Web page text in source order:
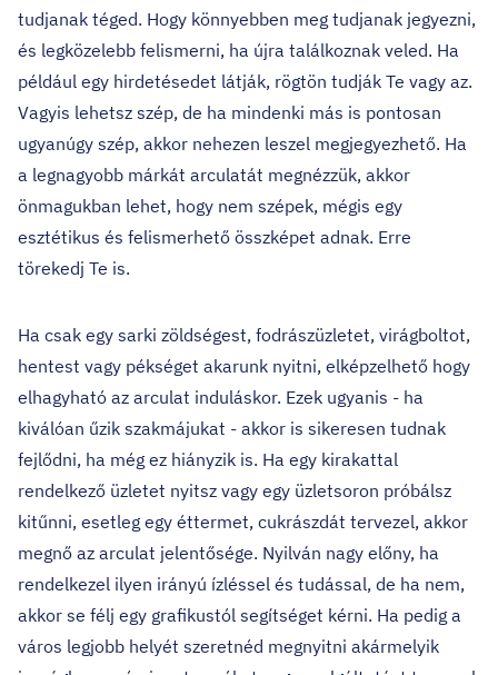
tudjanak téged. Hogy könnyebben meg tudjanak jegyezni,
és legközelebb felismerni, ha újra találkoznak veled. Ha
például egy hirdetésedet látják, rögtön tudják Te vagy az.
Vagyis lehetsz szép, de ha mindenki más is pontosan
ugyanúgy szép, akkor nehezen leszel megjegyezhető. Ha
a legnagyobb márkát arculatát megnézzük, akkor
önmagukban lehet, hogy nem szépek, mégis egy
esztétikus és felismerhető összképet adnak. Erre
törekedj Te is.
Ha csak egy sarki zöldségest, fodrászüzletet, virágboltot,
hentest vagy pékséget akarunk nyitni, elképzelhető hogy
elhagyható az arculat induláskor. Ezek ugyanis - ha
kiválóan űzik szakmájukat - akkor is sikeresen tudnak
fejlődni, ha még ez hiányzik is. Ha egy kirakattal
rendelkező üzletet nyitsz vagy egy üzletsoron próbálsz
kitűnni, esetleg egy éttermet, cukrászdát tervezel, akkor
megnő az arculat jelentősége. Nyilván nagy előny, ha
rendelkezel ilyen irányú ízléssel és tudással, de ha nem,
akkor se félj egy grafikustól segítséget kérni. Ha pedig a
város legjobb helyét szeretnéd megnyitni akármelyik